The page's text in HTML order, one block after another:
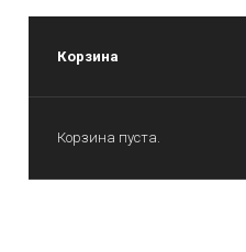
Корзина
Корзина пуста.